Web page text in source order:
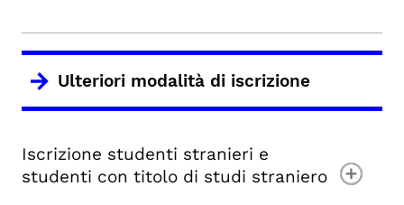
Ulteriori modalità di iscrizione
Iscrizione studenti stranieri e
studenti con titolo di studi straniero